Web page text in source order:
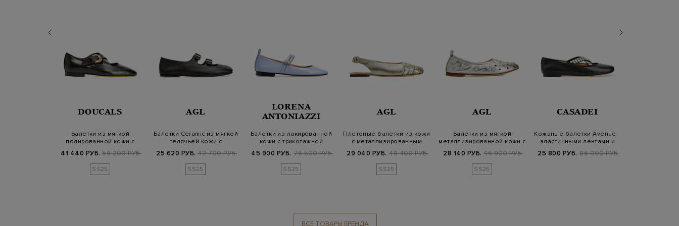
DOUCALS
Балетки из мягкой
полированной кожи с
41 440 РУБ. 59 200 РУБ.
SS25
AGL
Балетки Ceramic из мягкой
телячьей кожи с
25 620 РУБ. 42 700 РУБ.
SS25
LORENA
ANTONIAZZI
Балетки из лакированной
кожи с трикотажной
45 900 РУБ. 76 500 РУБ.
SS25
AGL
Плетеные балетки из кожи
с металлизированным
29 040 РУБ. 48 400 РУБ.
SS25
AGL
Балетки из мягкой
металлизированной кожи с
28 140 РУБ. 46 900 РУБ.
SS25
CASADEI
Кожаные балетки Avenue с
эластичными лентами и
25 800 РУБ. 86 000 РУБ.
ВСЕ ТОВАРЫ БРЕНДА